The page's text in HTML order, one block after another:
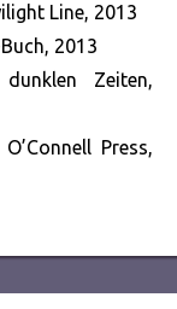
Line, 2013
2013
Zeiten,
Press,